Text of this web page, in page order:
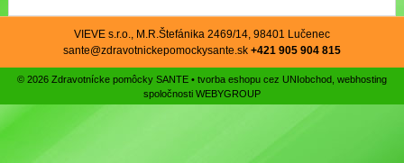
VIEVE s.r.o., M.R.Štefánika 2469/14, 98401 Lučenec
sante@zdravotnickepomockysante.sk +421 905 904 815
© 2026 Zdravotnícke pomôcky SANTE • tvorba eshopu cez UNIobchod webhosting
spoločnosti WEBYGROUP